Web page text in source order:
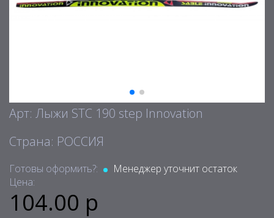
Арт: Лыжи STC 190 step Innovation
Страна: РОССИЯ
Готовы оформить?:
Менеджер уточнит остаток
Цена:
104.00 р